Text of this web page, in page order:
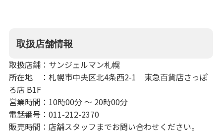
取扱店舗情報
取扱店舗：サンジェルマン札幌
所在地 ：札幌市中央区北4条西2-1 東急百貨店さっぽ
ろ店 B1F
営業時間：10時00分 〜 20時00分
電話番号：011-212-2370
販売時間：店舗スタッフまでお問い合わせください。